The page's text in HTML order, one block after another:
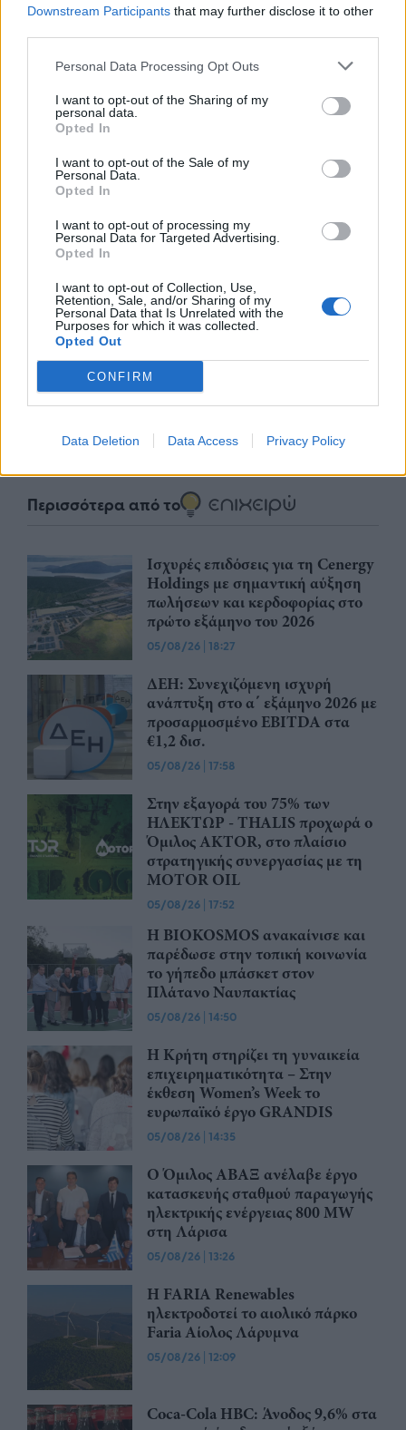
Downstream Participants that may further disclose it to other
Personal Data Processing Opt Outs
I want to opt-out of the Sharing of my
personal data.
Opted In
I want to opt-out of the Sale of my
Personal Data.
Opted In
I want to opt-out of processing my
Personal Data for Targeted Advertising.
Opted In
I want to opt-out of Collection, Use,
Retention, Sale, and/or Sharing of my
Personal Data that Is Unrelated with the
Purposes for which it was collected.
Opted Out
CONFIRM
Data Deletion Data Access Privacy Policy
TP Greece: Πώς διαμορφώνεται το
μέλλον του Insurance στην εποχή του AI
Advertorial
Περισσότερα από το
Ισχυρές επιδόσεις για τη Cenergy
Holdings με σημαντική αύξηση
πωλήσεων και κερδοφορίας στο
πρώτο εξάμηνο του 2026
05/08/26 | 18:27
ΔΕΗ: Συνεχιζόμενη ισχυρή
ανάπτυξη στο α΄ εξάμηνο 2026 με
προσαρμοσμένο EBITDA στα
€1,2 δισ.
05/08/26 | 17:58
Στην εξαγορά του 75% των
ΗΛΕΚΤΩΡ - THALIS προχωρά ο
Όμιλος AKTOR, στο πλαίσιο
στρατηγικής συνεργασίας με τη
MOTOR OIL
05/08/26 | 17:52
Η BIOKOSMOS ανακαίνισε και
παρέδωσε στην τοπική κοινωνία
το γήπεδο μπάσκετ στον
Πλάτανο Ναυπακτίας
05/08/26 | 14:50
Η Κρήτη στηρίζει τη γυναικεία
επιχειρηματικότητα – Στην
έκθεση Women’s Week το
ευρωπαϊκό έργο GRANDIS
05/08/26 | 14:35
Ο Όμιλος ΑΒΑΞ ανέλαβε έργο
κατασκευής σταθμού παραγωγής
ηλεκτρικής ενέργειας 800 ΜW
στη Λάρισα
05/08/26 | 13:26
Η FARIA Renewables
ηλεκτροδοτεί το αιολικό πάρκο
Faria Αίολος Λάρυμνα
05/08/26 | 12:09
Coca-Cola HBC: Άνοδος 9,6% στα